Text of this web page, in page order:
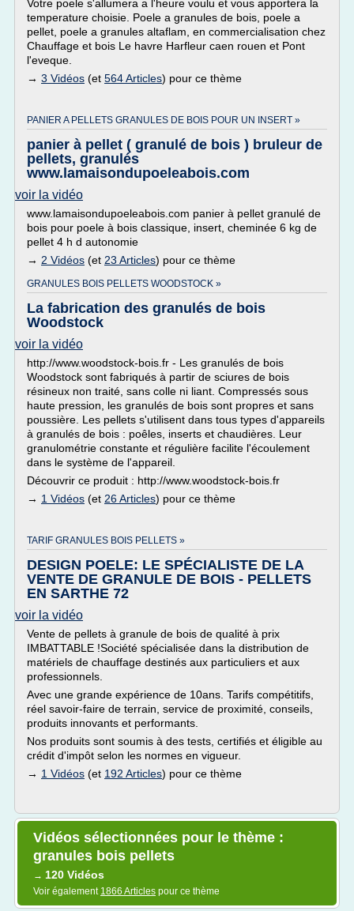
Votre poele s'allumera a l'heure voulu et vous apportera la
temperature choisie. Poele a granules de bois, poele a
pellet, poele a granules altaflam, en commercialisation chez
Chauffage et bois Le havre Harfleur caen rouen et Pont
l'eveque.
→ 3 Vidéos (et 564 Articles) pour ce thème
PANIER A PELLETS GRANULES DE BOIS POUR UN INSERT »
panier à pellet ( granulé de bois ) bruleur de
pellets, granulés
www.lamaisondupoeleabois.com
voir la vidéo
www.lamaisondupoeleabois.com panier à pellet granulé de
bois pour poele à bois classique, insert, cheminée 6 kg de
pellet 4 h d autonomie
→ 2 Vidéos (et 23 Articles) pour ce thème
GRANULES BOIS PELLETS WOODSTOCK »
La fabrication des granulés de bois
Woodstock
voir la vidéo
http://www.woodstock-bois.fr - Les granulés de bois
Woodstock sont fabriqués à partir de sciures de bois
résineux non traité, sans colle ni liant. Compressés sous
haute pression, les granulés de bois sont propres et sans
poussière. Les pellets s'utilisent dans tous types d'appareils
à granulés de bois : poêles, inserts et chaudières. Leur
granulométrie constante et régulière facilite l'écoulement
dans le système de l'appareil.
Découvrir ce produit : http://www.woodstock-bois.fr
→ 1 Vidéos (et 26 Articles) pour ce thème
TARIF GRANULES BOIS PELLETS »
DESIGN POELE: LE SPÉCIALISTE DE LA
VENTE DE GRANULE DE BOIS - PELLETS
EN SARTHE 72
voir la vidéo
Vente de pellets à granule de bois de qualité à prix
IMBATTABLE !Société spécialisée dans la distribution de
matériels de chauffage destinés aux particuliers et aux
professionnels.
Avec une grande expérience de 10ans. Tarifs compétitifs,
réel savoir-faire de terrain, service de proximité, conseils,
produits innovants et performants.
Nos produits sont soumis à des tests, certifiés et éligible au
crédit d'impôt selon les normes en vigueur.
→ 1 Vidéos (et 192 Articles) pour ce thème
Vidéos sélectionnées pour le thème :
granules bois pellets
→ 120 Vidéos
Voir également 1866 Articles pour ce thème